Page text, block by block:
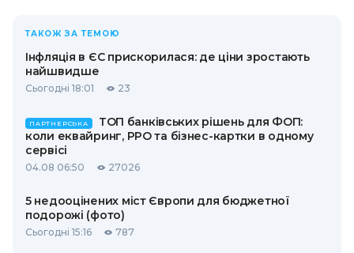
ТАКОЖ ЗА ТЕМОЮ
Інфляція в ЄС прискорилася: де ціни зростають
найшвидше
Сьогодні 18:01 23
ПАРТНЕРСЬКА
ТОП банківських рішень для ФОП:
коли еквайринг, РРО та бізнес-картки в одному
сервісі
04.08 06:50 27026
5 недооцінених міст Європи для бюджетної
подорожі (фото)
Сьогодні 15:16 787